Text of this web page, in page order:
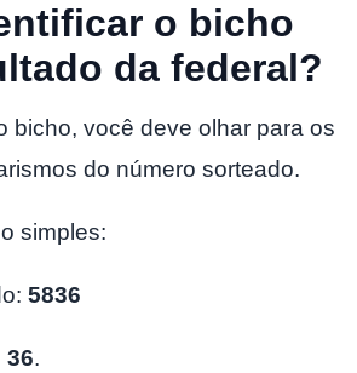
o bicho
da federal?
bicho, você deve olhar para os
do número sorteado.
simples:
5836
36.